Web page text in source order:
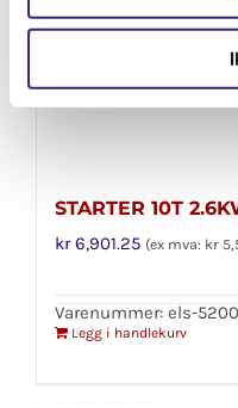
STARTER 10T
kr6,901.25 (ex mva: kr
Varenummer: els-
Legg i handlekurv